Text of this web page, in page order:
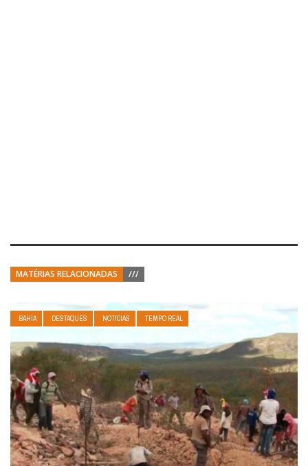
MATÉRIAS RELACIONADAS ///
BAHIA DESTAQUES NOTÍCIAS TEMPO REAL